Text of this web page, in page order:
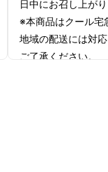
県に本社を
です。
にビック
日中にお召し上が
※本商品はクール宅
地域の配送には対
ご了承ください。